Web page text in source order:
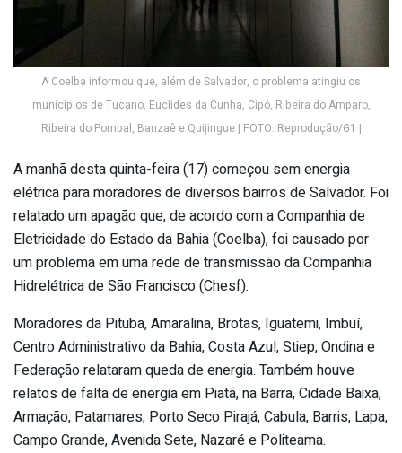
A Coelba informou que, além de Salvador, o problema atingiu os
municípios de Tucano, Euclides da Cunha, Cipó, Ribeira do Amparo,
Ribeira do Pombal, Banzaê e Quijingue | FOTO: Reprodução/G1 |
A manhã desta quinta-feira (17) começou sem energia
elétrica para moradores de diversos bairros de Salvador. Foi
relatado um apagão que, de acordo com a Companhia de
Eletricidade do Estado da Bahia (Coelba), foi causado por
um problema em uma rede de transmissão da Companhia
Hidrelétrica de São Francisco (Chesf).
Moradores da Pituba, Amaralina, Brotas, Iguatemi, Imbuí,
Centro Administrativo da Bahia, Costa Azul, Stiep, Ondina e
Federação relataram queda de energia. Também houve
relatos de falta de energia em Piatã, na Barra, Cidade Baixa,
Armação, Patamares, Porto Seco Pirajá, Cabula, Barris, Lapa,
Campo Grande, Avenida Sete, Nazaré e Politeama.